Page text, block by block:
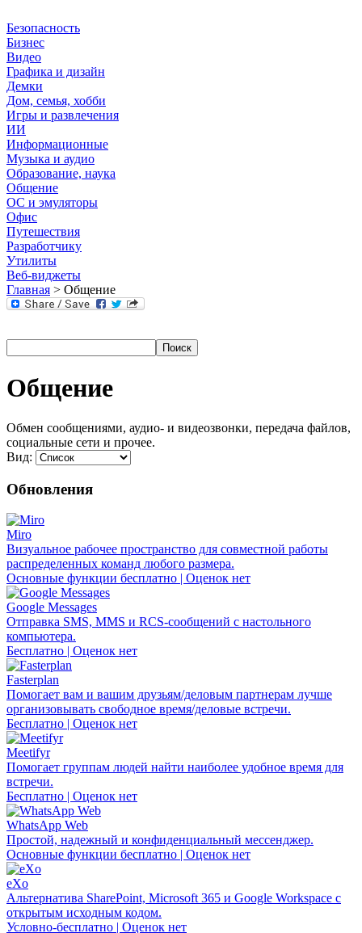
Безопасность
Бизнес
Видео
Графика и дизайн
Демки
Дом, семья, хобби
Игры и развлечения
ИИ
Информационные
Музыка и аудио
Образование, наука
Общение
ОС и эмуляторы
Офис
Путешествия
Разработчику
Утилиты
Веб-виджеты
Главная > Общение
Общение
Обмен сообщениями, аудио- и видеозвонки, передача файлов,
социальные сети и прочее.
Вид:
Обновления
Miro
Визуальное рабочее пространство для совместной работы
распределенных команд любого размера.
Основные функции бесплатно | Оценок нет
Google Messages
Отправка SMS, MMS и RCS-сообщений с настольного
компьютера.
Бесплатно | Оценок нет
Fasterplan
Помогает вам и вашим друзьям/деловым партнерам лучше
организовывать свободное время/деловые встречи.
Бесплатно | Оценок нет
Meetifyr
Помогает группам людей найти наиболее удобное время для
встречи.
Бесплатно | Оценок нет
WhatsApp Web
Простой, надежный и конфиденциальный мессенджер.
Основные функции бесплатно | Оценок нет
eXo
Альтернатива SharePoint, Microsoft 365 и Google Workspace с
открытым исходным кодом.
Условно-бесплатно | Оценок нет